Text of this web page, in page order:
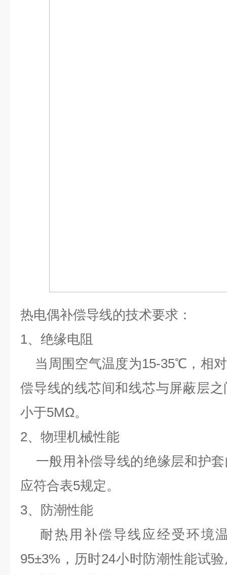
热电偶补偿导线的技术要求：
1、绝缘电阻
当周围空气温度为15-35℃，相
偿导线的线芯间和线芯与屏蔽层
小于5MΩ。
2、物理机械性能
一般用补偿导线的绝缘层和护
应符合表5规定。
3、防潮性能
耐热用补偿导线应经受环境
95±3%，历时24小时防潮性能试